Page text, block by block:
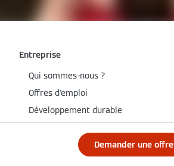
Demander une offre
Entreprise
Qui sommes-nous ?
Offres d'emploi
Développement durable